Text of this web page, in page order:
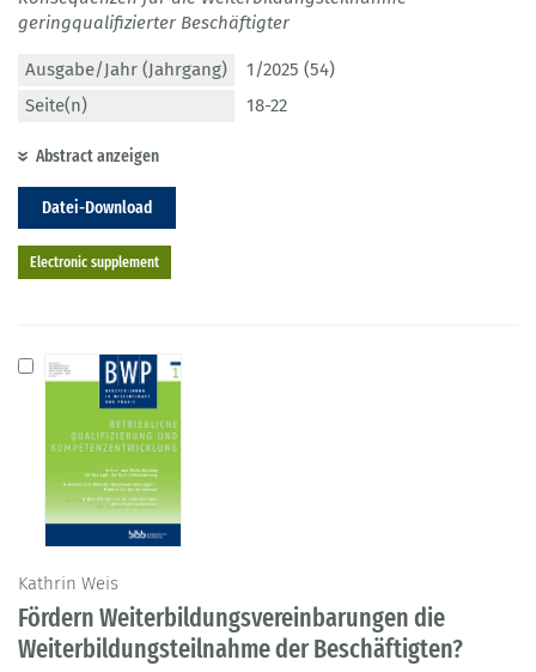
geringqualifizierter Beschäftigter
Ausgabe/Jahr (Jahrgang)
1/2025 (54)
Seite(n)
18-22
Abstract anzeigen
Datei-Download
Electronic supplement
Kathrin Weis
Fördern Weiterbildungsvereinbarungen die
Weiterbildungsteilnahme der Beschäftigten?